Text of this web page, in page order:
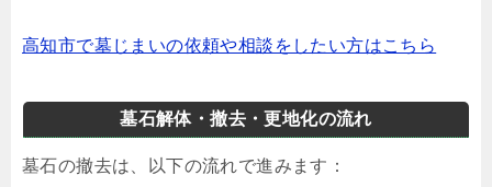
高知市で墓じまいの依頼や相談をしたい方はこちら
墓石解体・撤去・更地化の流れ
墓石の撤去は、以下の流れで進みます：